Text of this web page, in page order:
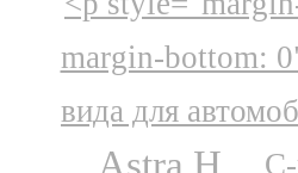
margin-bottom:
вида для